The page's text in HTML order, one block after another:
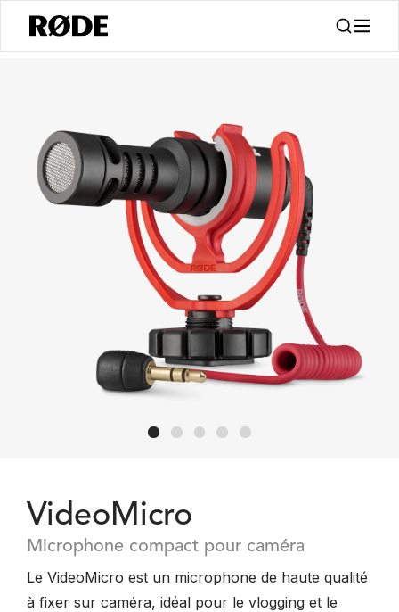
VideoMicro
Microphone compact pour caméra
Le VideoMicro est un microphone de haute qualité
à fixer sur caméra, idéal pour le vlogging et le